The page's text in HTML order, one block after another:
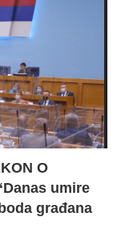
O
umire
građana